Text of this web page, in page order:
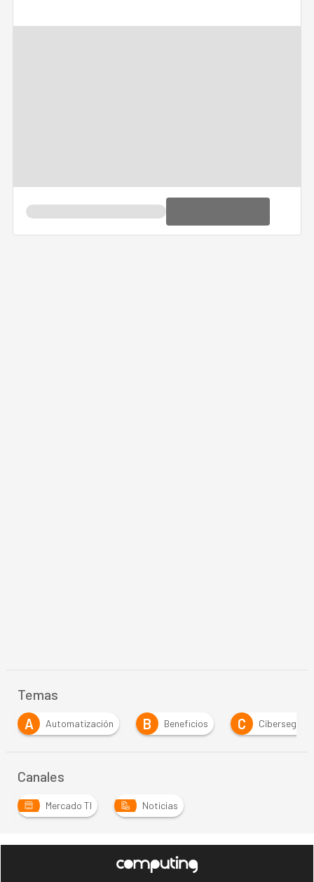
Temas
Automatización B Beneficios C Ciberseguridad
Canales
Mercado TI Noticias